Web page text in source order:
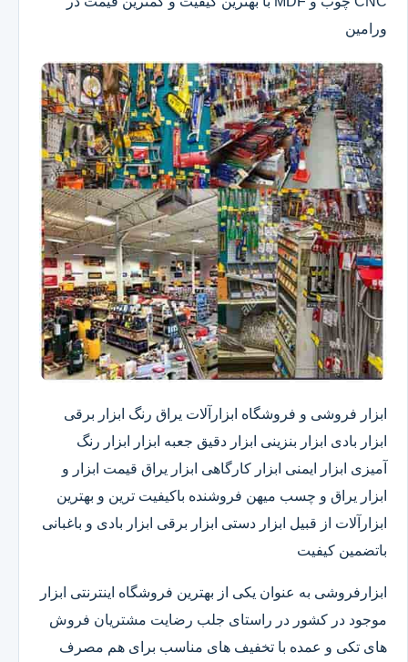
ورامین
ابزار فروشی و فروشگاه ابزارآلات یراق رنگ ابزار برقی
ابزار بادی ابزار بنزینی ابزار دقیق​ جعبه ابزار ابزار رنگ
آمیزی ابزار ایمنی ابزار کارگاهی ابزار یراق قیمت ابزار و
ابزار یراق و چسب میهن فروشنده باکیفیت ترین و بهترین
ابزارآلات از قبیل ابزار دستی ابزار برقی ابزار بادی و باغبانی
باتضمین کیفیت
ابزارفروشی به عنوان یکی از بهترین فروشگاه اینترنتی ابزار
موجود در کشور در راستای جلب رضایت مشتریان فروش
های تکی و عمده با تخفیف های مناسب برای هم مصرف